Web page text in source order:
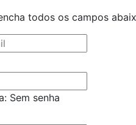
todos os campos
Sem senha